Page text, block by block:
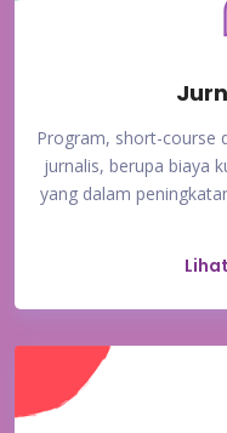
Program, short-course
jurnalis, berupa biaya
yang dalam